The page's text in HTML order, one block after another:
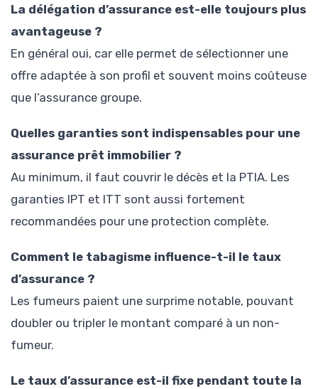
La délégation d’assurance est-elle toujours plus
avantageuse ?
En général oui, car elle permet de sélectionner une
offre adaptée à son profil et souvent moins coûteuse
que l’assurance groupe.
Quelles garanties sont indispensables pour une
assurance prêt immobilier ?
Au minimum, il faut couvrir le décès et la PTIA. Les
garanties IPT et ITT sont aussi fortement
recommandées pour une protection complète.
Comment le tabagisme influence-t-il le taux
d’assurance ?
Les fumeurs paient une surprime notable, pouvant
doubler ou tripler le montant comparé à un non-
fumeur.
Le taux d’assurance est-il fixe pendant toute la